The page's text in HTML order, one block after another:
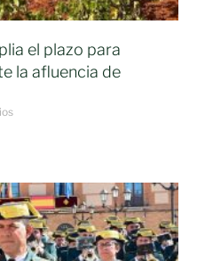
el plazo para
la afluencia de